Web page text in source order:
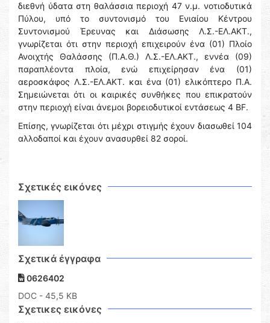
διεθνή ύδατα στη θαλάσσια περιοχή 47 ν.μ. νοτιοδυτικά
Πύλου, υπό το συντονισμό του Ενιαίου Κέντρου
Συντονισμού Έρευνας και Διάσωσης Λ.Σ.-ΕΛ.ΑΚΤ.,
γνωρίζεται ότι στην περιοχή επιχειρούν ένα (01) Πλοίο
Ανοιχτής Θαλάσσης (Π.Α.Θ.) Λ.Σ.-ΕΛ.ΑΚΤ., εννέα (09)
παραπλέοντα πλοία, ενώ επιχείρησαν ένα (01)
αεροσκάφος Λ.Σ.-ΕΛ.ΑΚΤ. και ένα (01) ελικόπτερο Π.Α.
Σημειώνεται ότι οι καιρικές συνθήκες που επικρατούν
στην περιοχή είναι άνεμοι βορειοδυτικοί εντάσεως 4 BF.
Επίσης, γνωρίζεται ότι μέχρι στιγμής έχουν διασωθεί 104
αλλοδαποί και έχουν ανασυρθεί 82 σοροί.
Σχετικές εικόνες
Σχετικά έγγραφα
0626402
DOC - 45,5 KB
Σχετικες εικόνες